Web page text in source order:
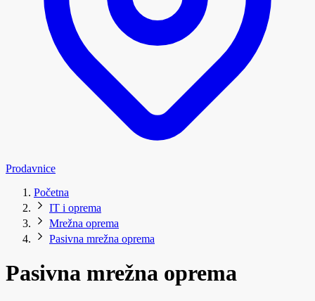
Prodavnice
Početna
IT i oprema
Mrežna oprema
Pasivna mrežna oprema
Pasivna mrežna oprema